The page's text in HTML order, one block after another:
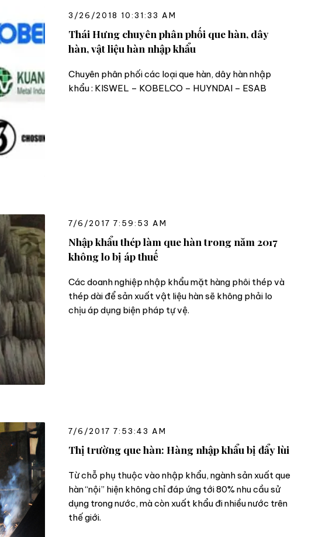
3/26/2018 10:31:33 AM
Thái Hưng chuyên phân phối que hàn, dây
hàn, vật liệu hàn nhập khẩu
Chuyên phân phối các loại que hàn, dây hàn nhập
khẩu : KISWEL – KOBELCO – HUYNDAI – ESAB
7/6/2017 7:59:53 AM
Nhập khẩu thép làm que hàn trong năm 2017
không lo bị áp thuế
Các doanh nghiệp nhập khẩu mặt hàng phôi thép và
thép dài để sản xuất vật liệu hàn sẽ không phải lo
chịu áp dụng biện pháp tự vệ.
7/6/2017 7:53:43 AM
Thị trường que hàn: Hàng nhập khẩu bị đẩy lùi
Từ chỗ phụ thuộc vào nhập khẩu, ngành sản xuất que
hàn “nội” hiện không chỉ đáp ứng tới 80% nhu cầu sử
dụng trong nước, mà còn xuất khẩu đi nhiều nước trên
thế giới.